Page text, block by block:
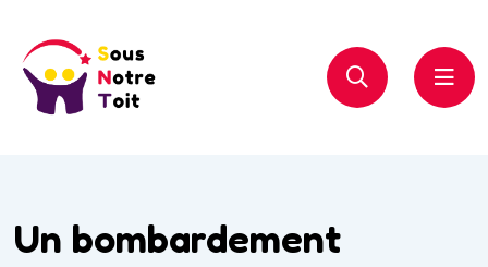
Un bombardement